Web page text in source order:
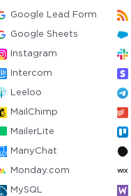
Google Lead Form
Google Sheets
Instagram
Intercom
Leeloo
MailChimp
MailerLite
ManyChat
Monday.com
MySQL